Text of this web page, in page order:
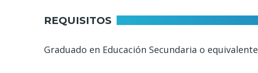
REQUISITOS
Graduado en Educación Secundaria o equivalente